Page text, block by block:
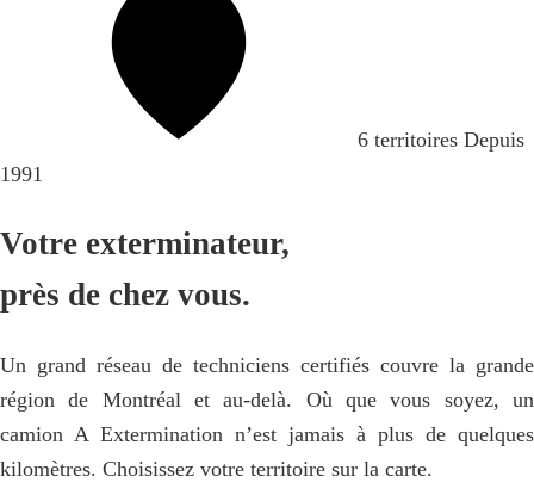
6 territoires Depuis
1991
Votre exterminateur,
près de chez vous.
Un grand réseau de techniciens certifiés couvre la grande
région de Montréal et au-delà. Où que vous soyez, un
camion A Extermination n’est jamais à plus de quelques
kilomètres. Choisissez votre territoire sur la carte.